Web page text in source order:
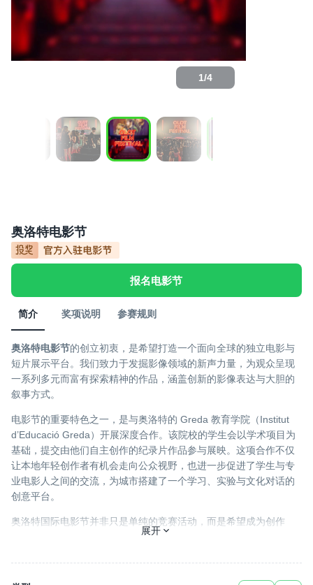
1/4
奥洛特电影节
报名电影节
简介 奖项说明 参赛规则
奥洛特电影节的创立初衷，是希望打造一个面向全球的独立电影与
短片展示平台。我们致力于发掘影像领域的新声力量，为观众呈现
一系列多元而富有探索精神的作品，涵盖创新的影像表达与大胆的
叙事方式。
电影节的重要特色之一，是与奥洛特的 Greda 教育学院（Institut
d’Educació Greda）开展深度合作。该院校的学生会以学术项目为
基础，提交由他们自主创作的纪录片作品参与展映。这项合作不仅
让本地年轻创作者有机会走向公众视野，也进一步促进了学生与专
业电影人之间的交流，为城市搭建了一个学习、实验与文化对话的
创意平台。
奥洛特国际电影节并非只是单纯的竞赛活动，而是希望成为创作
者、观众与文化机构之间的交流聚点，让这座城市真正成为创意与
展开